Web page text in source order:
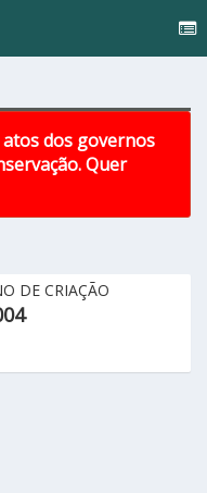
dos governos
Quer
DE CRIAÇÃO